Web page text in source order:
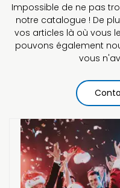
Impossible de ne pas
notre catalogue ! De
vos articles là où vous
pouvons également
vous